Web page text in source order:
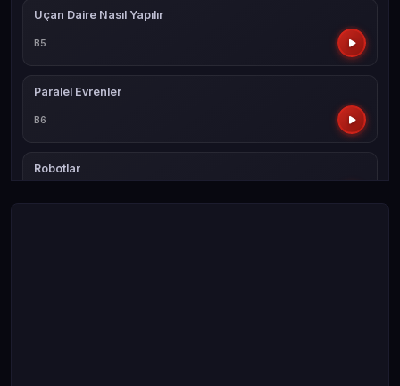
Uçan Daire Nasıl Yapılır
B5
Paralel Evrenler
B6
Robotlar